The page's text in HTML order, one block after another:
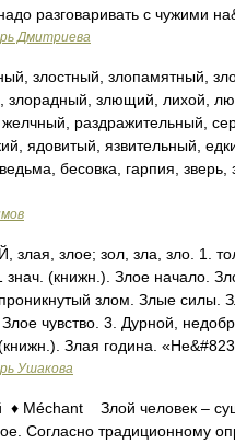
разговаривать с чужими
Дмитриева
злостный, злопамятный,
злорадный, злющий, лихой,
раздражительный,
ядовитый, язвительный,
бесовка, гарпия, зверь,
злое; зол, зла, зло. 1.
знач. (книжн.). Злое начало.
злом. Злые силы.
чувство. 3. Дурной,
Злая година.
Ушакова
Méchant Злой человек –
Согласно традиционному